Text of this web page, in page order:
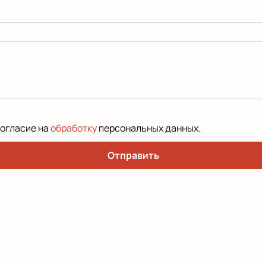
наобработкуперсональных данных.
Отправить